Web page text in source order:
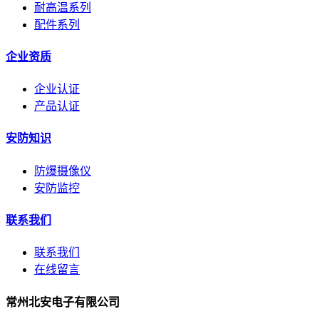
耐高温系列
配件系列
企业资质
企业认证
产品认证
安防知识
防爆摄像仪
安防监控
联系我们
联系我们
在线留言
常州北安电子有限公司